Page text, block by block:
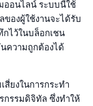
ออนไลน์ ระบบนี้ใช้
องผู้ใช้งานจะได้รับ
ไว้ในบล็อกเชน
ความถูกต้องได้
สี่ยงในการกระทำ
กรรมดิจิทัล ซึ่งทำให้